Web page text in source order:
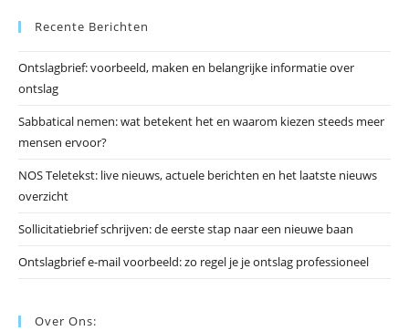
Recente Berichten
Ontslagbrief: voorbeeld, maken en belangrijke informatie over
ontslag
Sabbatical nemen: wat betekent het en waarom kiezen steeds meer
mensen ervoor?
NOS Teletekst: live nieuws, actuele berichten en het laatste nieuws
overzicht
Sollicitatiebrief schrijven: de eerste stap naar een nieuwe baan
Ontslagbrief e-mail voorbeeld: zo regel je je ontslag professioneel
Over Ons: